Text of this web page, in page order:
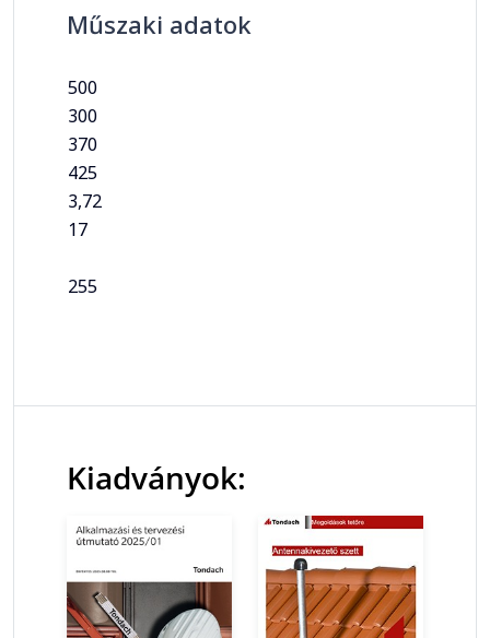
Műszaki adatok
500
300
370
425
3,72
17
255
Kiadványok: